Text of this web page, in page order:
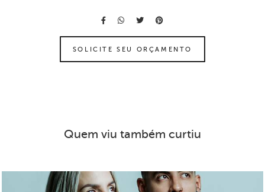
SOLICITE SEU ORÇAMENTO
Quem viu também curtiu